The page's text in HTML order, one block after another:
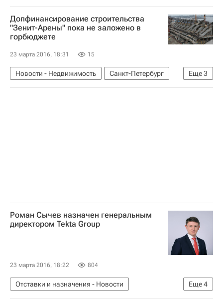
Суды
Спецстрой Россия
Допфинансирование строительства
"Зенит-Арены" пока не заложено в
горбюджете
23 марта 2016, 18:31 15
Еще3
Новости - Недвижимость
Санкт-Петербург
Стадионы
Инфраструктура Россия
Роман Сычев назначен генеральным
директором Tekta Group
23 марта 2016, 18:22 804
Еще4
Отставки и назначения - Новости
Новости - Недвижимость
Назначения